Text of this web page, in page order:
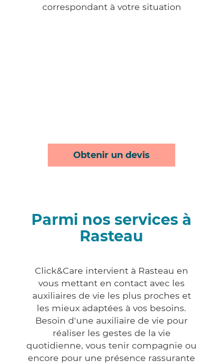
correspondant à votre situation
Obtenir un devis
Parmi nos services à
Rasteau
Click&Care intervient à Rasteau en
vous mettant en contact avec les
auxiliaires de vie les plus proches et
les mieux adaptées à vos besoins.
Besoin d'une auxiliaire de vie pour
réaliser les gestes de la vie
quotidienne, vous tenir compagnie ou
encore pour une présence rassurante